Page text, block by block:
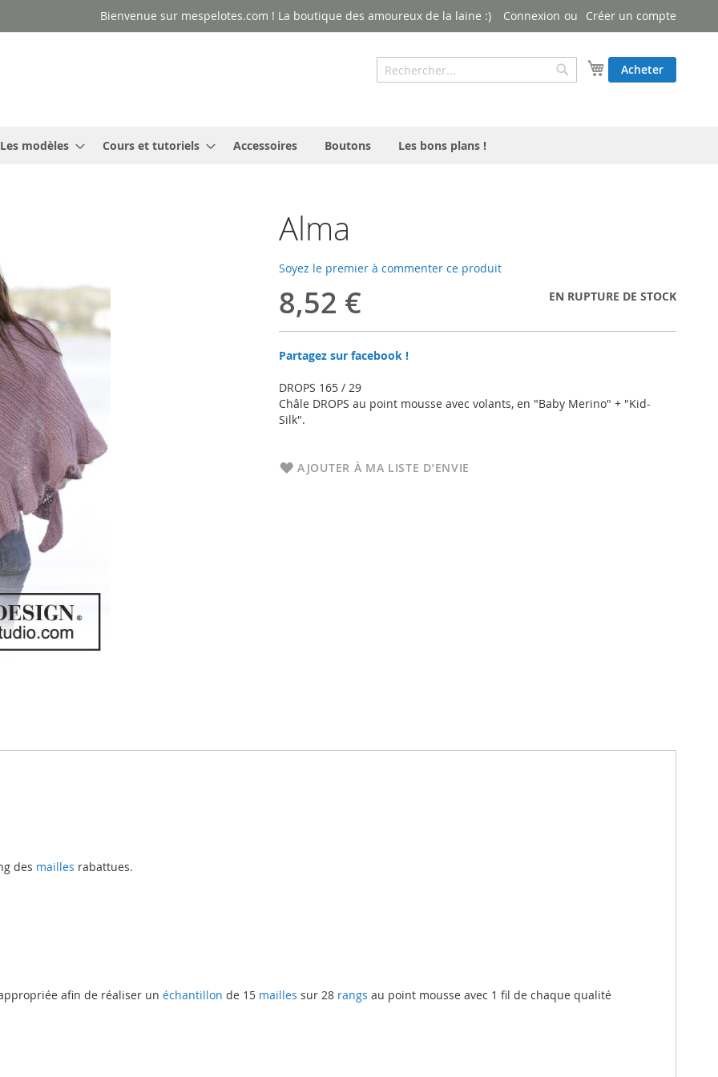
Bienvenue sur mespelotes.com ! La boutique des amoureux de la laine :) Connexion Créer un compte
Mon panier
Acheter
Rechercher
Rechercher
Les modèles Cours et tutoriels Accessoires Boutons Les bons plans !
Alma
Soyez le premier à commenter ce produit
8,52 € EN RUPTURE DE STOCK
Partagez sur facebook !
DROPS 165 / 29
Châle DROPS au point mousse avec volants, en "Baby Merino" + "Kid-
Silk".
AJOUTER À MA LISTE D’ENVIE
des mailles rabattues.
appropriée afin de réaliser un échantillon de 15 mailles sur 28 rangs au point mousse avec 1 fil de chaque qualité